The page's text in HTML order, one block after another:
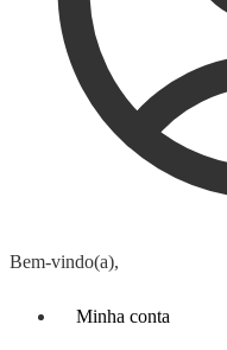
Bem-vindo(a),
Minha conta